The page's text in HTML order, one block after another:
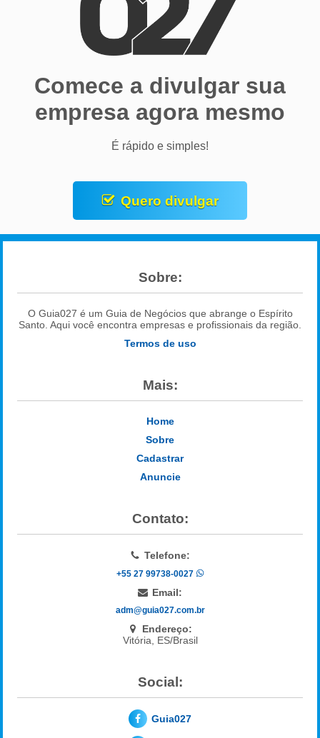
Comece a divulgar sua
empresa agora mesmo
É rápido e simples!
Quero divulgar
Sobre:
O Guia027 é um Guia de Negócios que abrange o Espírito
Santo. Aqui você encontra empresas e profissionais da região.
Termos de uso
Mais:
Home
Sobre
Cadastrar
Anuncie
Contato:
Telefone:
+55 27 99738-0027
Email:
adm@guia027.com.br
Endereço:
Vitória, ES/Brasil
Social:
Guia027